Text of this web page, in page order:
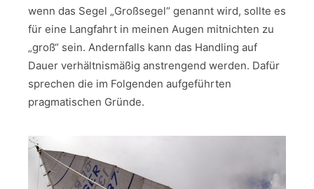
wenn das Segel „Großsegel“ genannt wird, sollte es
für eine Langfahrt in meinen Augen mitnichten zu
„groß“ sein. Andernfalls kann das Handling auf
Dauer verhältnismäßig anstrengend werden. Dafür
sprechen die im Folgenden aufgeführten
pragmatischen Gründe.